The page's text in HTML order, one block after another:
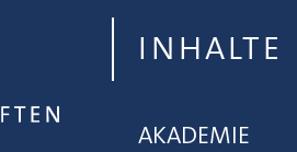
INHALTE
AKADEMIE